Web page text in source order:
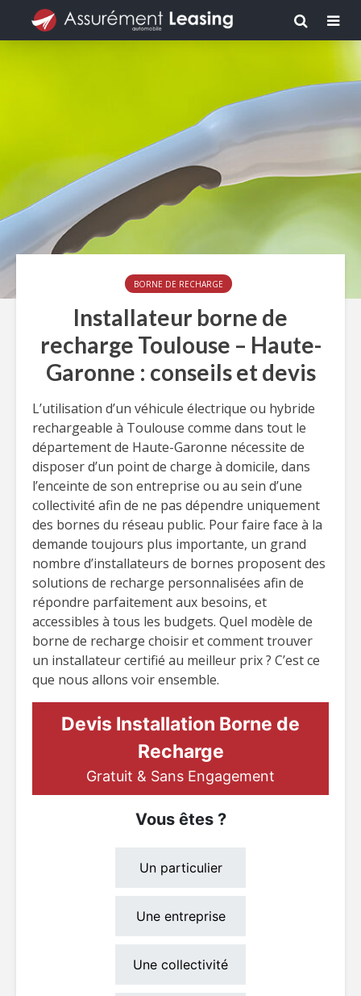
BORNE DE RECHARGE
Installateur borne de
recharge Toulouse – Haute-
Garonne : conseils et devis
L’utilisation d’un véhicule électrique ou hybride
rechargeable à Toulouse comme dans tout le
département de Haute-Garonne nécessite de
disposer d’un point de charge à domicile, dans
l’enceinte de son entreprise ou au sein d’une
collectivité afin de ne pas dépendre uniquement
des bornes du réseau public. Pour faire face à la
demande toujours plus importante, un grand
nombre d’installateurs de bornes proposent des
solutions de recharge personnalisées afin de
répondre parfaitement aux besoins, et
accessibles à tous les budgets. Quel modèle de
borne de recharge choisir et comment trouver
un installateur certifié au meilleur prix ? C’est ce
que nous allons voir ensemble.